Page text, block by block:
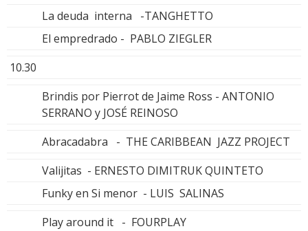
La deuda interna -TANGHETTO
El empredrado - PABLO ZIEGLER
10.30
Brindis por Pierrot de Jaime Ross - ANTONIO
SERRANO y JOSÉ REINOSO
Abracadabra - THE CARIBBEAN JAZZ PROJECT
Valijitas - ERNESTO DIMITRUK QUINTETO
Funky en Si menor - LUIS SALINAS
Play around it - FOURPLAY